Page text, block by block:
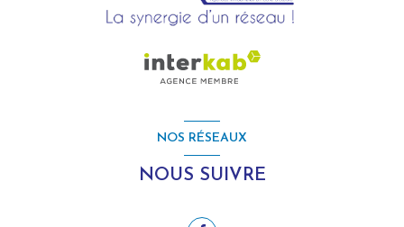
NOS RÉSEAUX
NOUS SUIVRE